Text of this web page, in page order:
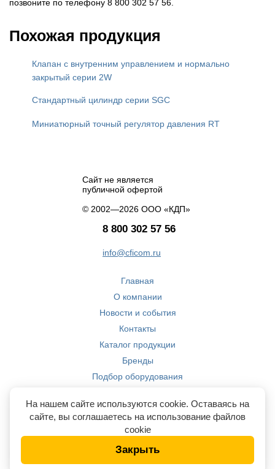
позвоните по телефону 8 800 302 57 56.
Похожая продукция
Клапан с внутренним управлением и нормально
закрытый серии 2W
Стандартный цилиндр серии SGC
Миниатюрный точный регулятор давления RT
Сайт не является
публичной офертой
© 2002—2026 ООО «КДП»
8 800 302 57 56
info@cficom.ru
Главная
О компании
Новости и события
Контакты
Каталог продукции
Бренды
Подбор оборудования
Компетенции
На нашем сайте используются cookie. Оставаясь на
сайте, вы соглашаетесь на использование файлов
cookie
Закрыть